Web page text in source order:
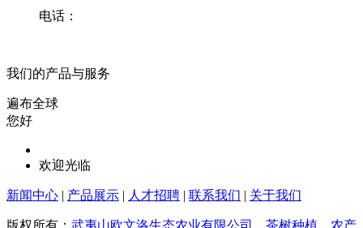
电话：
我们的产品与服务
遍布全球
您好
欢迎光临
新闻中心 | 产品展示 | 人才招聘 | 联系我们 | 关于我们
版权所有： 武夷山欧文洛生态农业有限公司、茶树种植、农产